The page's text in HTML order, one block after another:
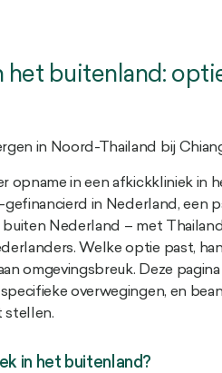
buitenland:
opname in een afkickkliniek in
in Nederland, een
Nederland – met
Welke optie past,
omgevingsbreuk. Deze
overwegingen, en
stellen.
in het buitenland?